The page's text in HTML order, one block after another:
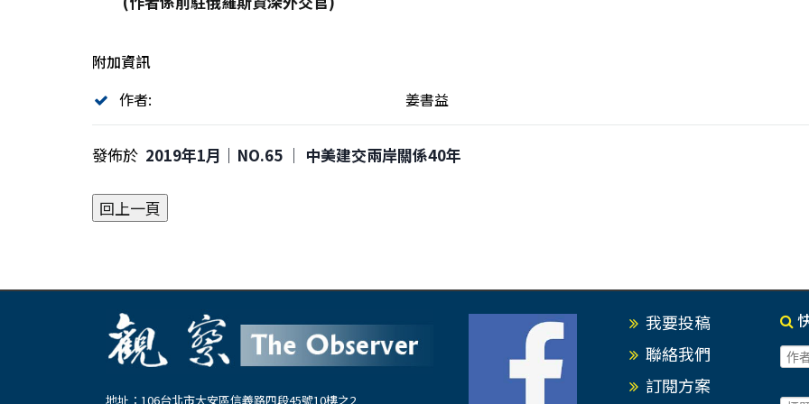
附加資訊
作者:
姜書益
發佈於 2019年1月｜NO.65 │ 中美建交兩岸關係40年
地址：106台北市大安區信義路四段45號10樓之2
我要投稿
聯絡我們
訂閱方案